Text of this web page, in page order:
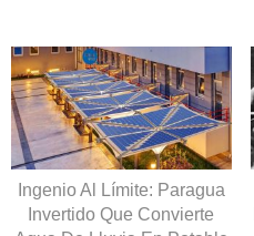
Ingenio Al Límite: Paragua
Invertido Que Convierte